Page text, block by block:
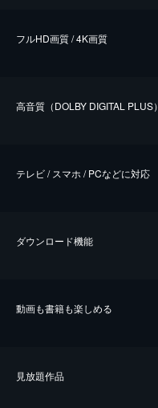
フルHD画質 / 4K画質
⾼⾳質（DOLBY DIGITAL PLUS）
テレビ / スマホ / PCなどに対応
ダウンロード機能
動画も書籍も楽しめる
⾒放題作品